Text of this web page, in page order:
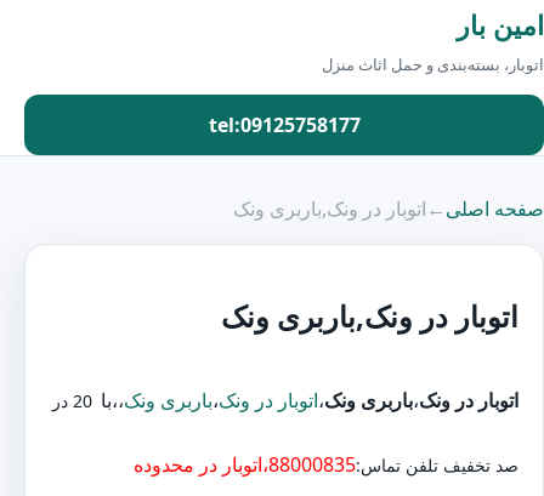
امین بار
اتوبار، بسته‌بندی و حمل اثاث منزل
tel:09125758177
صفحه اصلی←اتوبار در ونک,باربری ونک
اتوبار در ونک,باربری ونک
اتوبار در ونک،باربری ونک،اتوبار در ونک،باربری ونک،،با 20 در
صد تخفیف تلفن تماس: 88000835،اتوبار در محدوده